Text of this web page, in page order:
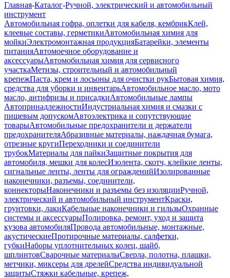
Главная-Каталог-Ручной, электрический и автомобильный
инструмент
Автомобильная гофра, оплетки для кабеля, кембрикКлей,
клеевые составы, герметикиАвтомобильная химия для
мойкиЭлектромонтажная продукцияБатарейки, элементы
питанияАвтомоечное оборудование и
аксессуарыАвтомобильная химия для сервисного
участкаМетизы, строительный и автомобильный
крепежПаста, крем и лосьоны для очистки рукБытовая химия,
средства для уборки и инвентарьАвтомобильное масло, мото
масло, антифризы и присадкиАвтомобильные лампы
АвтопринадлежностиИндустриальная химия и смазки с
пищевым допускомАвтоэлектрика и сопутствующие
товарыАвтомобильные предохранители и держатели
предохранителяАбразивные материалы, наждачная бумага,
отрезные кругиПереходники и соединители
трубокМатериалы для пайкиЗащитные покрытия для
автомобиля, мешки для колесИзолента, скотч, клейкие ленты,
сигнальные ленты, ленты для огражденийИзолированные
наконечники, разъемы, соединители,
коннекторыНаконечники и разъемы без изоляцииРучной,
электрический и автомобильный инструментКраски,
грунтовки, лакиКабельные наконечники и гильзыОхранные
системы и аксессуарыПолировка, ремонт, уход и защита
кузова автомобиляПровода автомобильные, монтажные,
акустическиеПротирочные материалы, салфетки,
губкиНаборы уплотнительных колец, шайб,
шплинтовСварочные материалыСверла, полотна, плашки,
метчики, миксеры для дрелейСредства индивидуальной
защитыСтяжки кабельные, крепеж,